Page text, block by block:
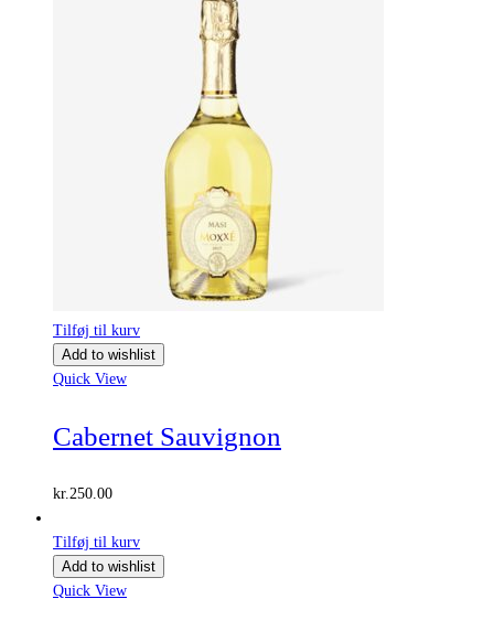
Tilføj til kurv
Add to wishlist
Quick View
Cabernet Sauvignon
kr. 250.00
Tilføj til kurv
Add to wishlist
Quick View